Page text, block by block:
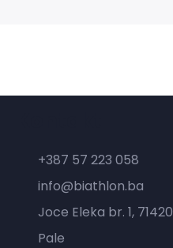
+387 57 223 058
info@biathlon.ba
Joce Eleka br. 1, 71420
Pale